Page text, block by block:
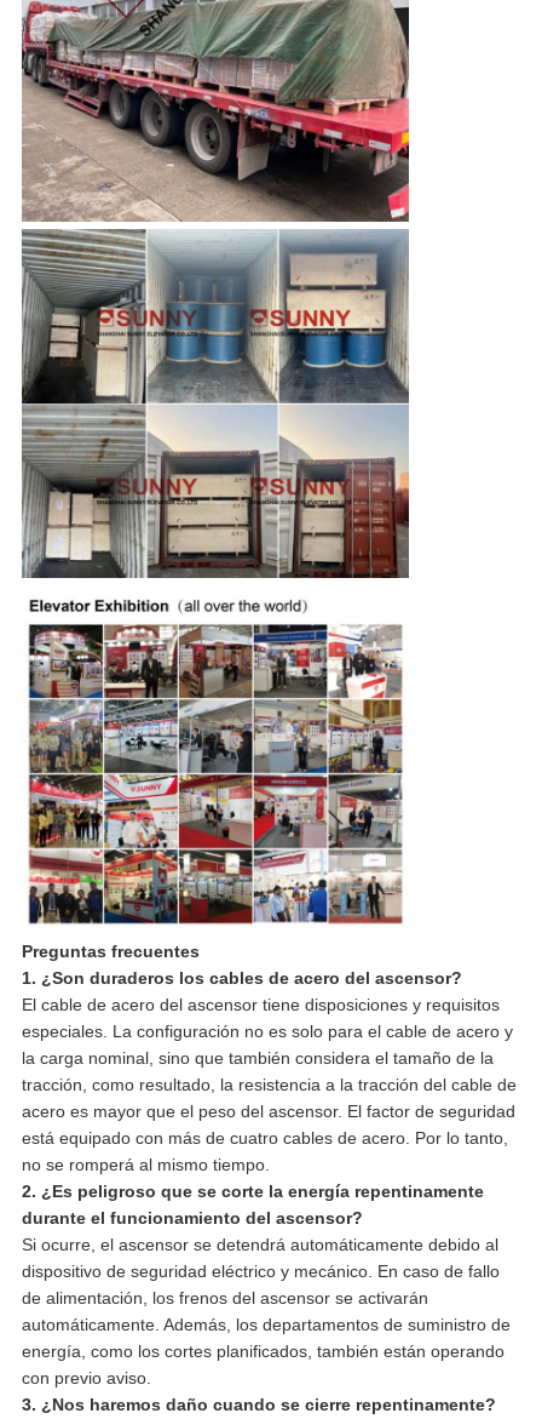
Preguntas frecuentes
1. ¿Son duraderos los cables de acero del ascensor?
El cable de acero del ascensor tiene disposiciones y requisitos
especiales. La configuración no es solo para el cable de acero y
la carga nominal, sino que también considera el tamaño de la
tracción, como resultado, la resistencia a la tracción del cable de
acero es mayor que el peso del ascensor. El factor de seguridad
está equipado con más de cuatro cables de acero. Por lo tanto,
no se romperá al mismo tiempo.
2. ¿Es peligroso que se corte la energía repentinamente
durante el funcionamiento del ascensor?
Si ocurre, el ascensor se detendrá automáticamente debido al
dispositivo de seguridad eléctrico y mecánico. En caso de fallo
de alimentación, los frenos del ascensor se activarán
automáticamente. Además, los departamentos de suministro de
energía, como los cortes planificados, también están operando
con previo aviso.
3. ¿Nos haremos daño cuando se cierre repentinamente?